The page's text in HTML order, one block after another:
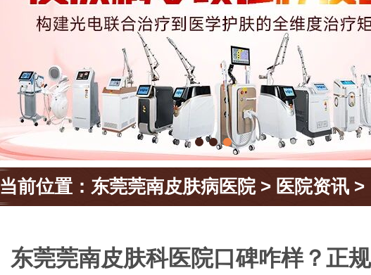
当前位置： 东莞莞南皮肤病医院> 医院资讯 >
东莞莞南皮肤科医院口碑咋样？正